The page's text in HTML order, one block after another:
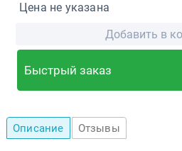
Цена не указана
Добавить в
Быстрый заказ
Описание Отзывы